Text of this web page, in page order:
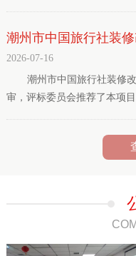
潮州市中国旅行社装
2026-07-16
潮州市中国旅行社装修
审，评标委员会推荐了本项